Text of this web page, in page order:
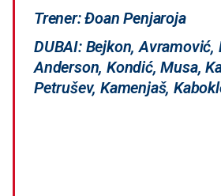
Trener: Đoan Penjaroja
DUBAI: Bejkon, Avramović,
Anderson, Kondić, Musa,
Petrušev, Kamenjaš,